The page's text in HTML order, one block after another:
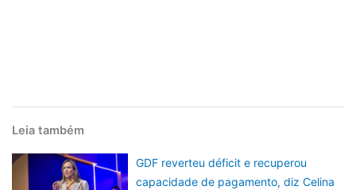
Leia também
GDF reverteu déficit e recuperou
capacidade de pagamento, diz Celina